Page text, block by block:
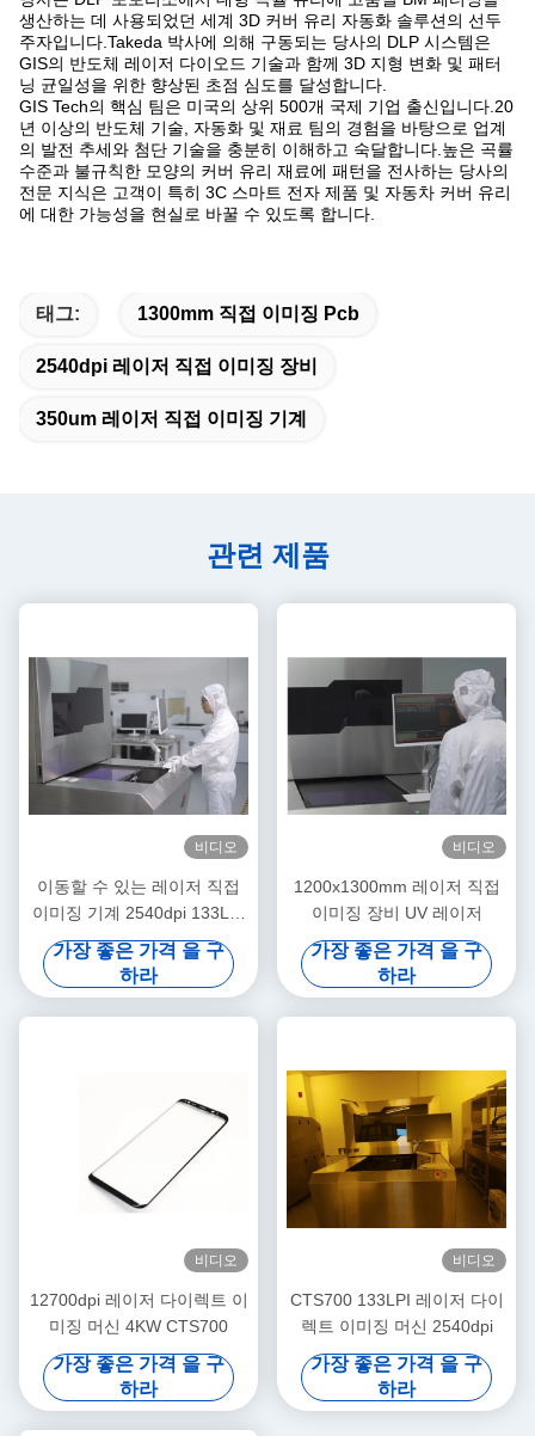
생산하는 데 사용되었던 세계 3D 커버 유리 자동화 솔루션의 선두
주자입니다.Takeda 박사에 의해 구동되는 당사의 DLP 시스템은
GIS의 반도체 레이저 다이오드 기술과 함께 3D 지형 변화 및 패터
닝 균일성을 위한 향상된 초점 심도를 달성합니다.
GIS Tech의 핵심 팀은 미국의 상위 500개 국제 기업 출신입니다.20
년 이상의 반도체 기술, 자동화 및 재료 팀의 경험을 바탕으로 업계
의 발전 추세와 첨단 기술을 충분히 이해하고 숙달합니다.높은 곡률
수준과 불규칙한 모양의 커버 유리 재료에 패턴을 전사하는 당사의
전문 지식은 고객이 특히 3C 스마트 전자 제품 및 자동차 커버 유리
에 대한 가능성을 현실로 바꿀 수 있도록 합니다.
태그: 1300mm 직접 이미징 Pcb
2540dpi 레이저 직접 이미징 장비
350um 레이저 직접 이미징 기계
관련 제품
비디오
이동할 수 있는 레이저 직접
이미징 기계 2540dpi 133LPI
3D 유리 덮개 패널
가장 좋은 가격 을 구
하라
비디오
1200x1300mm 레이저 직접
이미징 장비 UV 레이저
가장 좋은 가격 을 구
하라
비디오
12700dpi 레이저 다이렉트 이
미징 머신 4KW CTS700
가장 좋은 가격 을 구
하라
비디오
CTS700 133LPI 레이저 다이
렉트 이미징 머신 2540dpi
가장 좋은 가격 을 구
하라